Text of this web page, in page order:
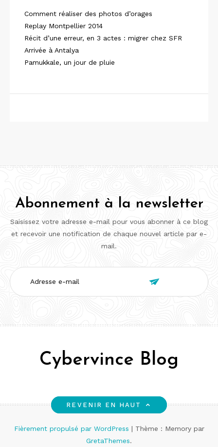
Comment réaliser des photos d’orages
Replay Montpellier 2014
Récit d’une erreur, en 3 actes : migrer chez SFR
Arrivée à Antalya
Pamukkale, un jour de pluie
Abonnement à la newsletter
Saisissez votre adresse e-mail pour vous abonner à ce blog
et recevoir une notification de chaque nouvel article par e-
mail.
Adresse
e-
mail

Cybervince Blog
REVENIR EN HAUT
Fièrement propulsé par WordPress | Thème : Memory par
GretaThemes.